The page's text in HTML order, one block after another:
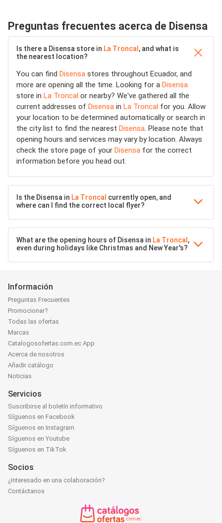
Preguntas frecuentes acerca de Disensa
Is there a Disensa store in La Troncal , and what is
the nearest location?
You can find Disensa stores throughout Ecuador, and
more are opening all the time. Looking for a Disensa
store in La Troncal or nearby? We've gathered all the
current addresses of Disensa in La Troncal for you. Allow
your location to be determined automatically or search in
the city list to find the nearest Disensa. Please note that
opening hours and services may vary by location. Always
check the store page of your Disensa for the correct
information before you head out.
Is the Disensa in La Troncal currently open, and
where can I find the correct local flyer?
What are the opening hours of Disensa in La Troncal ,
even during holidays like Christmas and New Year's?
Información
Preguntas Frecuentes
Promocionar?
Todas las ofertas
Marcas
Catalogosofertas.com.ec App
Acerca de nosotros
Añadir catálogo
Noticias
Servicios
Suscribirse al boletín informativo
Síguenos en Facebook
Síguenos en Instagram
Síguenos en Youtube
Síguenos en TikTok
Socios
¿Interesado en una colaboración?
Contáctanos